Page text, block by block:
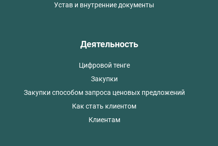
Устав и внутренние документы
Деятельность
Цифровой тенге
Закупки
Закупки способом запроса ценовых предложений
Как стать клиентом
Клиентам